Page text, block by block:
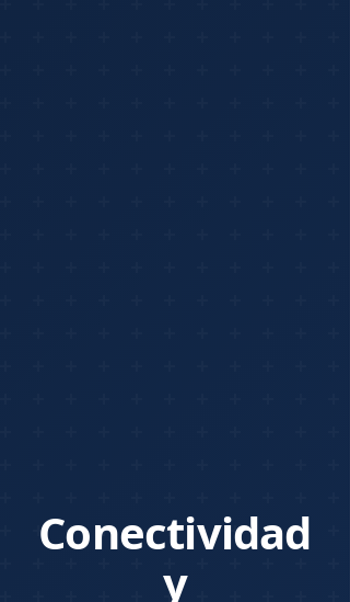
Conectividad
y